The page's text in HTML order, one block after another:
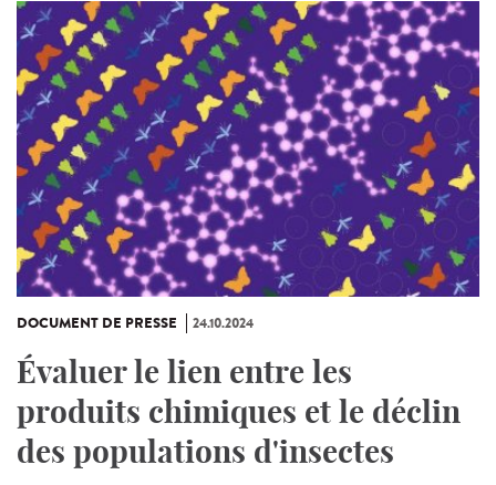
DOCUMENT DE PRESSE 24.10.2024
Évaluer le lien entre les
produits chimiques et le déclin
des populations d'insectes